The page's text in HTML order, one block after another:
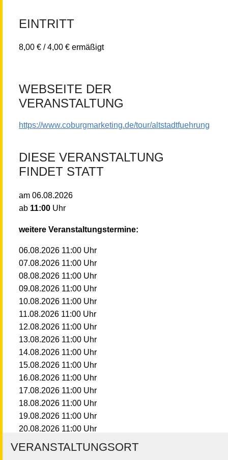
EINTRITT
8,00 € / 4,00 € ermäßigt
WEBSEITE DER
VERANSTALTUNG
https://www.coburgmarketing.de/tour/altstadtfuehrung
DIESE VERANSTALTUNG
FINDET STATT
am06.08.2026
ab 11:00 Uhr
weitere Veranstaltungstermine:
06.08.2026 11:00 Uhr
07.08.2026 11:00 Uhr
08.08.2026 11:00 Uhr
09.08.2026 11:00 Uhr
10.08.2026 11:00 Uhr
11.08.2026 11:00 Uhr
12.08.2026 11:00 Uhr
13.08.2026 11:00 Uhr
14.08.2026 11:00 Uhr
15.08.2026 11:00 Uhr
16.08.2026 11:00 Uhr
17.08.2026 11:00 Uhr
18.08.2026 11:00 Uhr
19.08.2026 11:00 Uhr
20.08.2026 11:00 Uhr
21.08.202611:00Uhr
11:00 Uhr
VERANSTALTUNGSORT